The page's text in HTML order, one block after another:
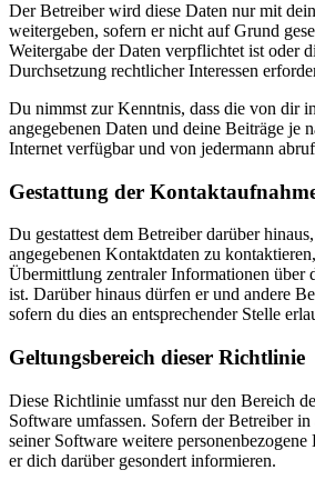
Der Betreiber wird diese Daten nur mit
weitergeben, sofern er nicht auf Grund
Weitergabe der Daten verpflichtet ist oder
Durchsetzung rechtlicher Interessen
Du nimmst zur Kenntnis, dass die von dir
angegebenen Daten und deine Beiträge je
Internet verfügbar und von jedermann
Gestattung der
Du gestattest dem Betreiber darüber
angegebenen Kontaktdaten zu
Übermittlung zentraler Informationen über
ist. Darüber hinaus dürfen er und andere
sofern du dies an entsprechender Stelle
Geltungsbereich dieser Richtlinie
Diese Richtlinie umfasst nur den Bereich
Software umfassen. Sofern der Betreiber in
seiner Software weitere
er dich darüber gesondert informieren.